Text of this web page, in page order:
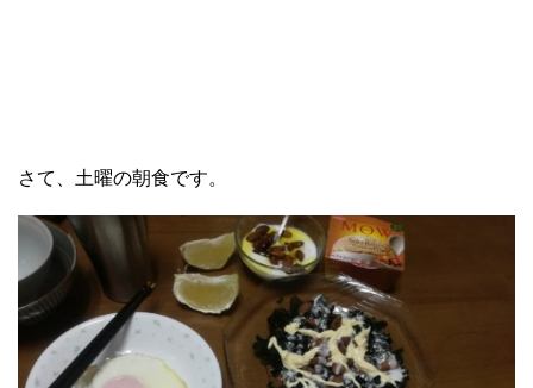
さて、土曜の朝食です。